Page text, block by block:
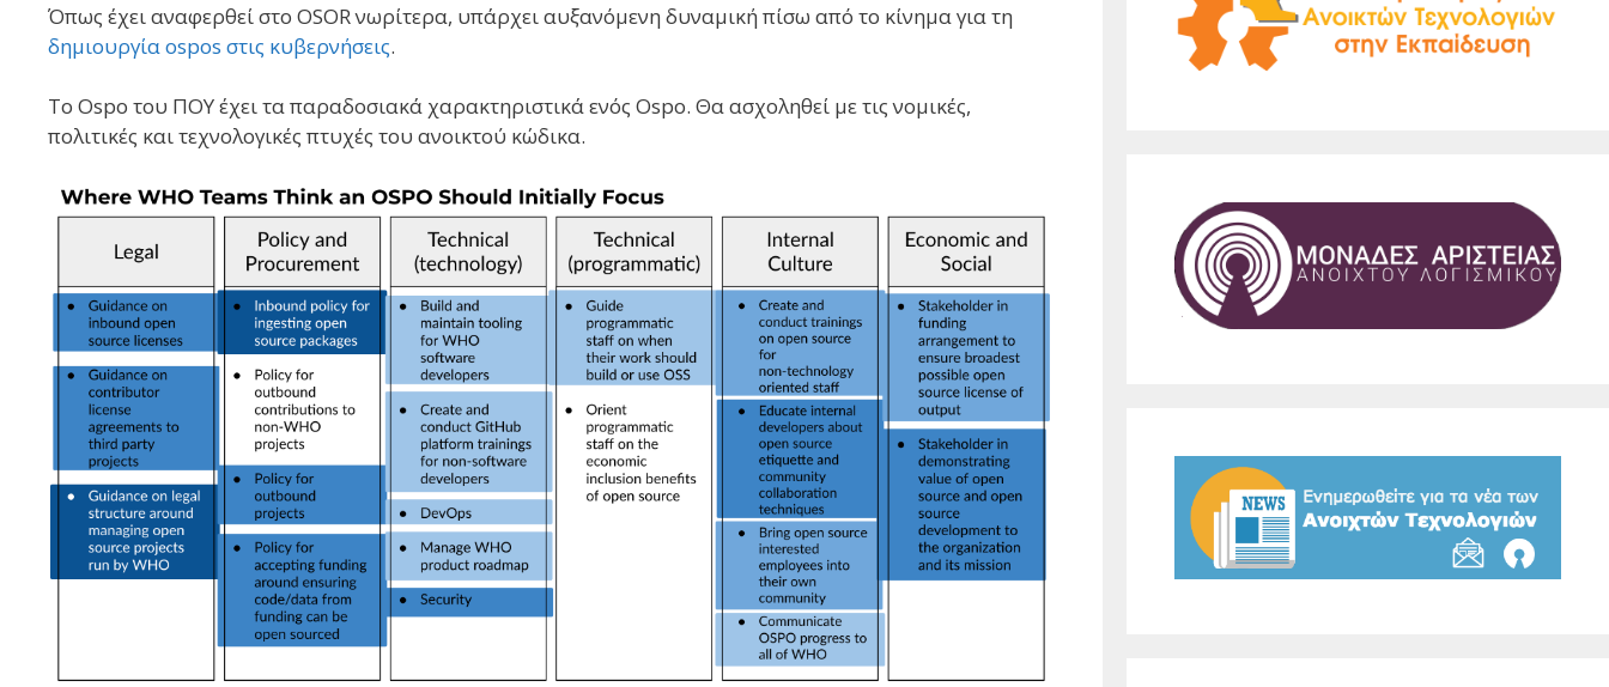
Όπως έχει αναφερθεί στο OSOR νωρίτερα, υπάρχει αυξανόμενη δυναμική πίσω από το κίνημα για τη
δημιουργία ospos στις κυβερνήσεις.
Το Ospo του ΠΟΥ έχει τα παραδοσιακά χαρακτηριστικά ενός Ospo. Θα ασχοληθεί με τις νομικές,
πολιτικές και τεχνολογικές πτυχές του ανοικτού κώδικα.